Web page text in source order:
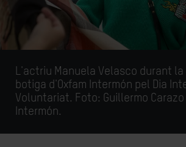
L'actriu Manuela Velasco durant
botiga d'Oxfam Intermón pel Dia
Voluntariat. Foto: Guillermo Carazo
Intermón.